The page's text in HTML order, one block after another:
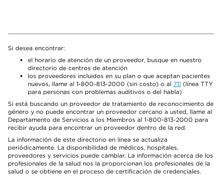
Si desea encontrar:
el horario de atención de un proveedor, busque en nuestro
directorio de centros de atención
los proveedores incluidos en su plan o que aceptan pacientes
nuevos, llame al 1-800-813-2000 (sin costo) o al 711 (línea TTY
para personas con problemas auditivos o del habla)
Si está buscando un proveedor de tratamiento de reconocimiento de
género y no puede encontrar un proveedor cercano a usted, llame al
Departamento de Servicios a los Miembros al 1-800-813-2000 para
recibir ayuda para encontrar un proveedor dentro de la red.
La información de este directorio en línea se actualiza
periódicamente. La disponibilidad de médicos, hospitales,
proveedores y servicios puede cambiar. La información acerca de los
profesionales de la salud nos la proporcionan los profesionales de la
salud o se obtiene en el proceso de certificación de credenciales.